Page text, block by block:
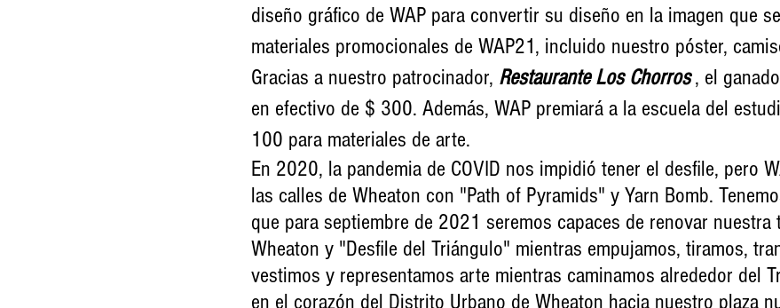
diseño gráfico de WAP para convertir su diseño en la imagen que
materiales promocionales de WAP21, incluido nuestro póster,
Gracias a nuestro patrocinador, Restaurante Los Chorros, el
en efectivo de $ 300. Además, WAP premiará a la escuela del
100 para materiales de arte.
En 2020, la pandemia de COVID nos impidió tener el desfile, pero
las calles de Wheaton con "Path of Pyramids" y Yarn Bomb.
que para septiembre de 2021 seremos capaces de renovar nuestra
Wheaton y "Desfile del Triángulo" mientras empujamos, tiramos,
vestimos y representamos arte mientras caminamos alrededor del
en el corazón del Distrito Urbano de Wheaton hacia nuestro plaza